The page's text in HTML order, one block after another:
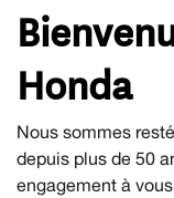
Honda
Nous sommes
depuis plus de 50
engagement à